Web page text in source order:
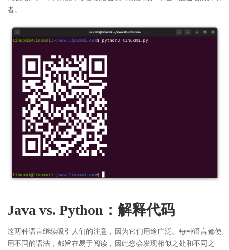
者。
Java vs. Python：解释代码
这两种语言继续吸引人们的注意，因为它们用途广泛。每种语言都使
用不同的语法，都旨在易于阅读，因此您会发现相似之处和不同之